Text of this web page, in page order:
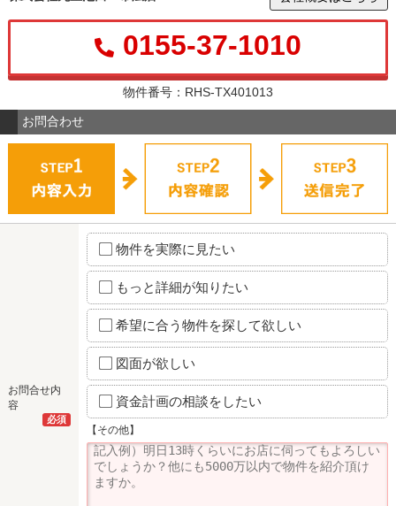
0155-37-1010
物件番号：RHS-TX401013
お問合わせ
お問合せ内
容
必須
物件を実際に見たい
もっと詳細が知りたい
希望に合う物件を探して欲しい
図面が欲しい
資金計画の相談をしたい
【その他】